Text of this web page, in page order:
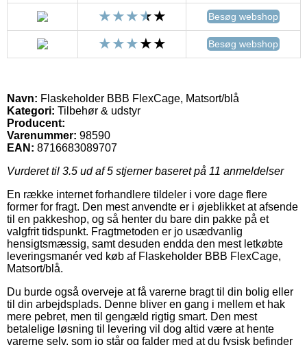
Besøg webshop
Besøg webshop
Navn: Flaskeholder BBB FlexCage, Matsort/blå
Kategori: Tilbehør & udstyr
Producent:
Varenummer: 98590
EAN: 8716683089707
Vurderet til 3.5 ud af 5 stjerner baseret på 11 anmeldelser
En række internet forhandlere tildeler i vore dage flere
former for fragt. Den mest anvendte er i øjeblikket at afsende
til en pakkeshop, og så henter du bare din pakke på et
valgfrit tidspunkt. Fragtmetoden er jo usædvanlig
hensigtsmæssig, samt desuden endda den mest letkøbte
leveringsmanér ved køb af Flaskeholder BBB FlexCage,
Matsort/blå.
Du burde også overveje at få varerne bragt til din bolig eller
til din arbejdsplads. Denne bliver en gang i mellem et hak
mere pebret, men til gengæld rigtig smart. Den mest
betalelige løsning til levering vil dog altid være at hente
varerne selv, som jo står og falder med at du fysisk befinder